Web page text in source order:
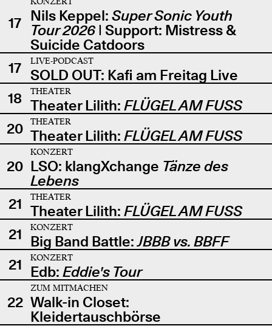
17 Nils Keppel: Super Sonic Youth
Tour 2026| Support: Mistress &
Suicide Catdoors
17
LIVE-PODCAST
SOLD OUT: Kafi am Freitag Live
18
THEATER
Theater Lilith: FLÜGEL AM FUSS
20
THEATER
Theater Lilith: FLÜGEL AM FUSS
20
KONZERT
LSO: klangXchange Tänze des
Lebens
21
THEATER
Theater Lilith: FLÜGEL AM FUSS
21
KONZERT
Big Band Battle:JBBB vs. BBFF
21
KONZERT
Edb: Eddie's Tour
22
ZUM MITMACHEN
Walk-in Closet:
Kleidertauschbörse